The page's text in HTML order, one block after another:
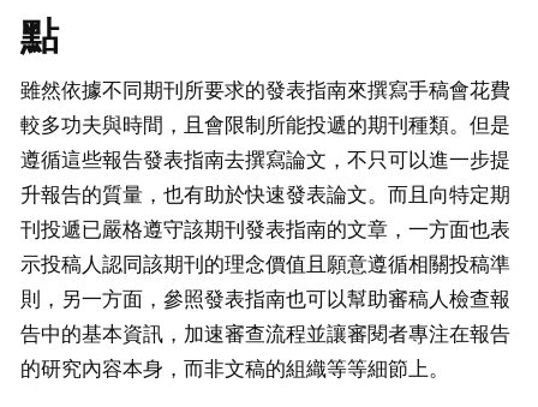
點
雖然依據不同期刊所要求的發表指南來撰寫手稿會花費
較多功夫與時間，且會限制所能投遞的期刊種類。但是
遵循這些報告發表指南去撰寫論文，不只可以進一步提
升報告的質量，也有助於快速發表論文。而且向特定期
刊投遞已嚴格遵守該期刊發表指南的文章，一方面也表
示投稿人認同該期刊的理念價值且願意遵循相關投稿準
則，另一方面，參照發表指南也可以幫助審稿人檢查報
告中的基本資訊，加速審查流程並讓審閱者專注在報告
的研究內容本身，而非文稿的組織等等細節上。